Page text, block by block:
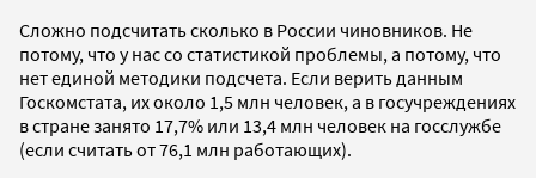
Сложно подсчитать сколько в России чиновников. Не
потому, что у нас со статистикой проблемы, а потому, что
нет единой методики подсчета. Если верить данным
Госкомстата, их около 1,5 млн человек, а в госучреждениях
в стране занято 17,7% или 13,4 млн человек на госслужбе
(если считать от 76,1 млн работающих).